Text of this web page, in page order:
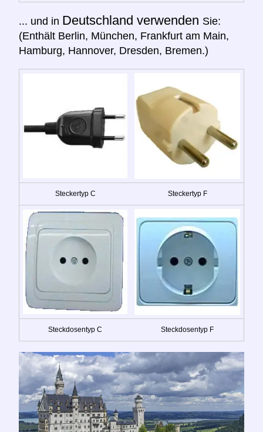
... und in Deutschland verwenden Sie:
(Enthält Berlin, München, Frankfurt am Main,
Hamburg, Hannover, Dresden, Bremen.)
Steckertyp C Steckertyp F
Steckdosentyp C Steckdosentyp F